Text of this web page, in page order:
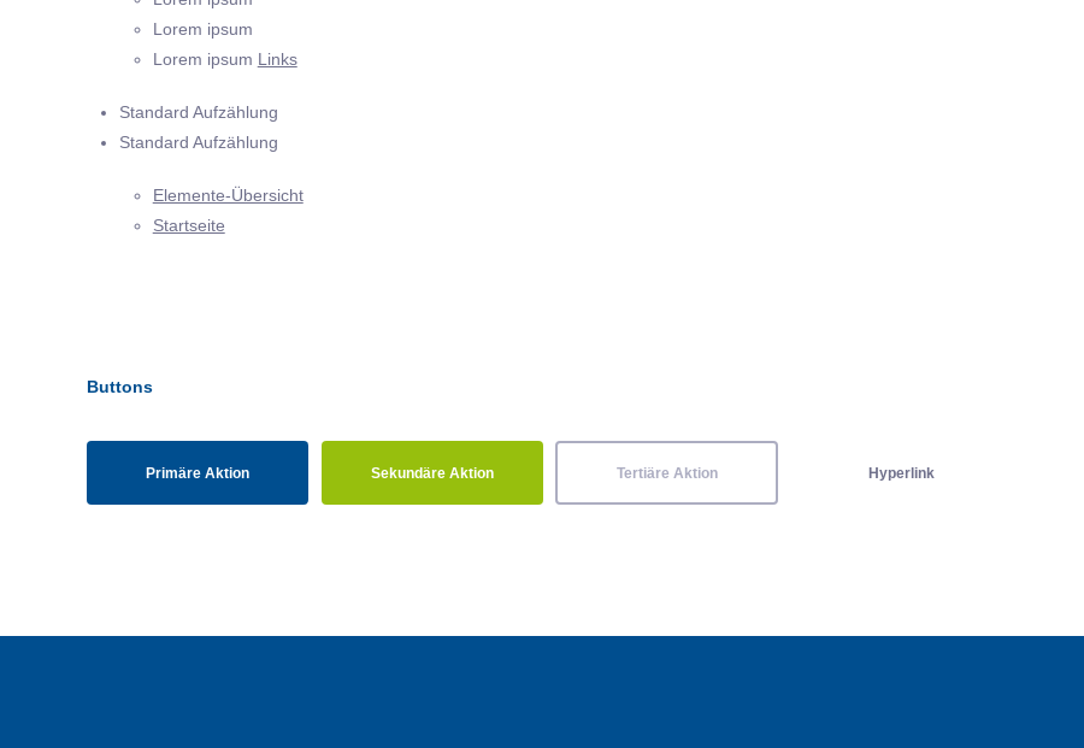
Lorem ipsum
Lorem ipsum Links
Standard Aufzählung
Standard Aufzählung
Elemente-Übersicht
Startseite
Buttons
Primäre Aktion Sekundäre Aktion Tertiäre Aktion Hyperlink